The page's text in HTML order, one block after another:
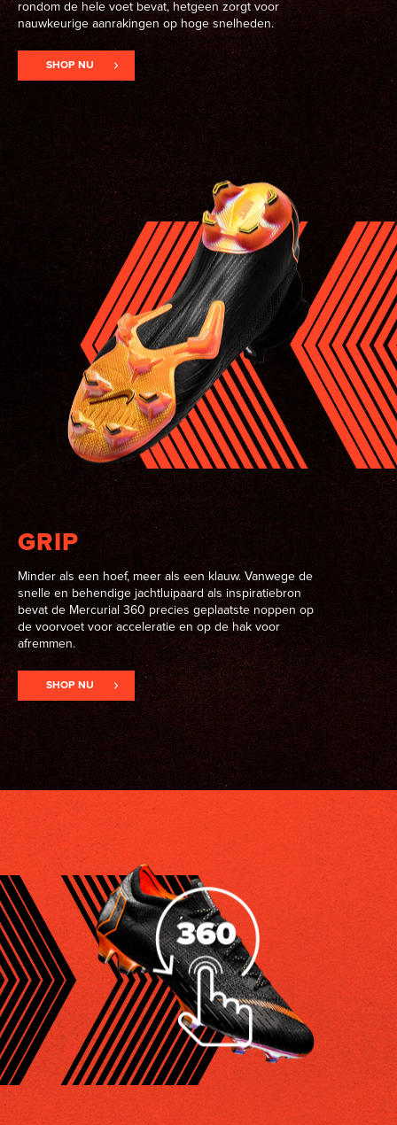
rondom de hele voet bevat, hetgeen zorgt voor
nauwkeurige aanrakingen op hoge snelheden.
SHOP NU
GRIP
Minder als een hoef, meer als een klauw. Vanwege de
snelle en behendige jachtluipaard als inspiratiebron
bevat de Mercurial 360 precies geplaatste noppen op
de voorvoet voor acceleratie en op de hak voor
afremmen.
SHOP NU